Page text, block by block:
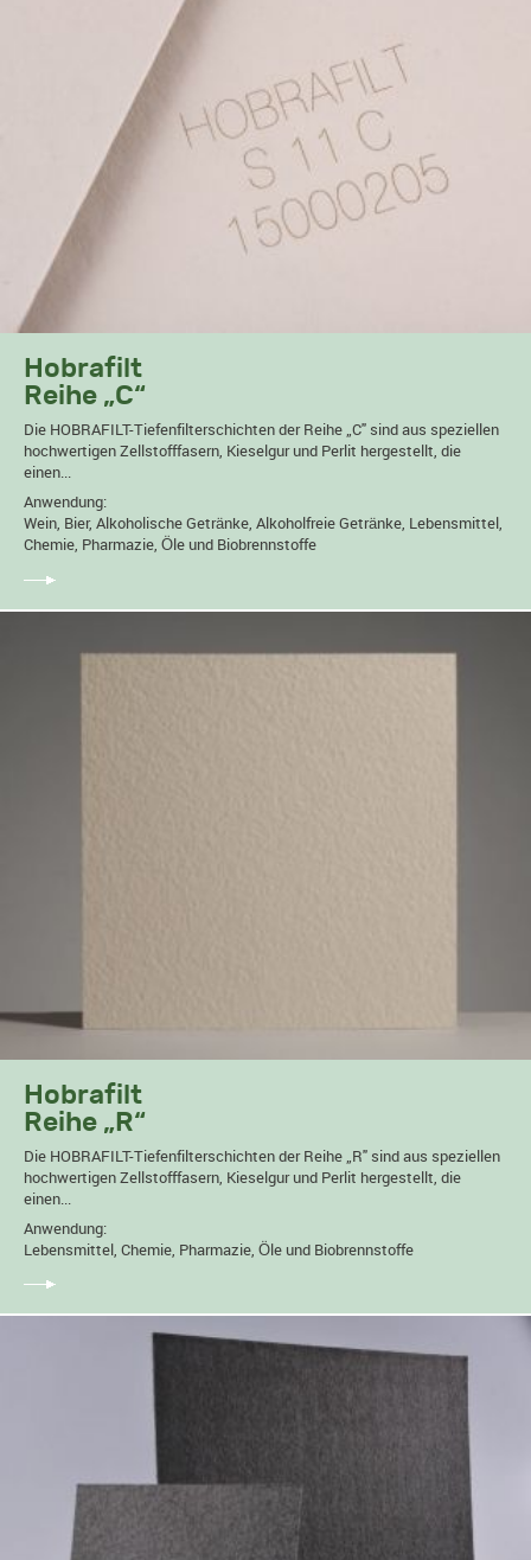
Hobrafilt
Reihe „C“
Die HOBRAFILT-Tiefenfilterschichten der Reihe „C" sind aus speziellen
hochwertigen Zellstofffasern, Kieselgur und Perlit hergestellt, die
einen...
Anwendung:
Wein, Bier, Alkoholische Getränke, Alkoholfreie Getränke, Lebensmittel,
Chemie, Pharmazie, Öle und Biobrennstoffe
Hobrafilt
Reihe „R“
Die HOBRAFILT-Tiefenfilterschichten der Reihe „R" sind aus speziellen
hochwertigen Zellstofffasern, Kieselgur und Perlit hergestellt, die
einen...
Anwendung:
Lebensmittel, Chemie, Pharmazie, Öle und Biobrennstoffe